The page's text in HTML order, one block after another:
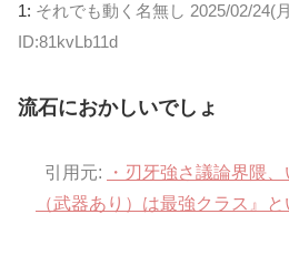
1: それでも動く名無し 2025/02/24(
ID:81kvLb11d
流石におかしいでしょ
引用元:
・刃牙強さ議論界隈
（武器あり）は最強クラス』